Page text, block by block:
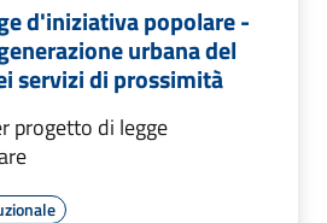
d'iniziativa popolare -
urbana del
servizi di prossimità
progetto di legge